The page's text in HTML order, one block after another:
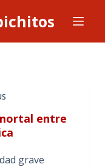
entre
grave